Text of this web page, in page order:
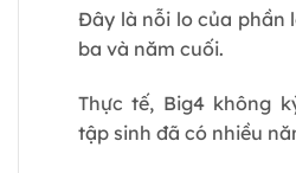
Đây là nỗi lo của phần
ba và năm cuối.
Thực tế, Big4 không
tập sinh đã có nhiều